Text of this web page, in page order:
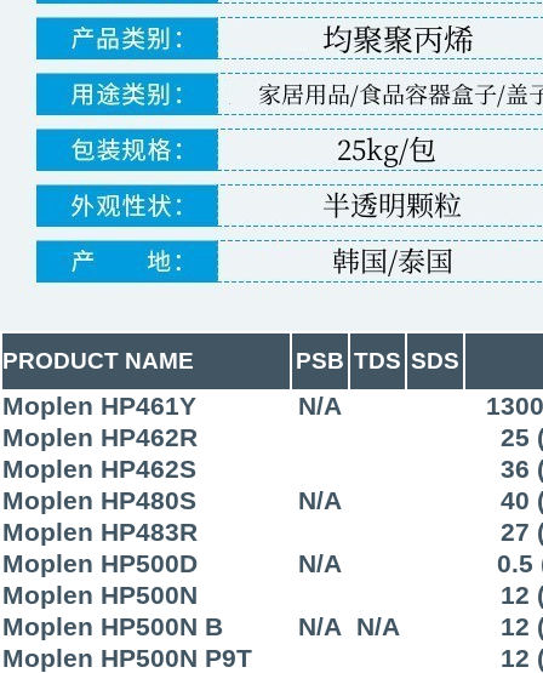
PRODUCT NAME PSB TDS SDS
Moplen HP461Y N/A
Moplen HP462R
25
Moplen HP462S
36
Moplen HP480S
N/A
40
Moplen HP483R
27
Moplen HP500D
N/A
0.5
Moplen HP500N
12
Moplen HP500N B
N/A N/A
12
Moplen HP500N P9T
12